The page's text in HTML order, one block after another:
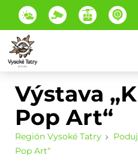
Výstava
Pop Art“
Región Vysoké Tatry
Pop Art“